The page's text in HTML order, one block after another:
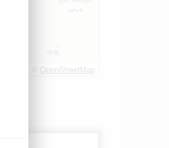
OpenStreetMap